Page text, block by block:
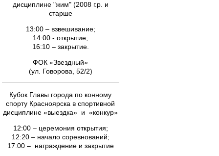
дисциплине "жим" (2008 г.р. и
старше
13:00 – взвешивание;
14:00 - открытие;
16:10 – закрытие.
ФОК «Звездный»
(ул. Говорова, 52/2)
Кубок Главы города по конному
спорту Красноярска в спортивной
дисциплине «выездка» и «конкур»
12:00 – церемония открытия;
12:20 – начало соревнований;
17:00 – награждение и закрытие